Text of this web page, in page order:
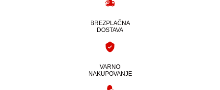
BREZPLAČNA
DOSTAVA
VARNO
NAKUPOVANJE